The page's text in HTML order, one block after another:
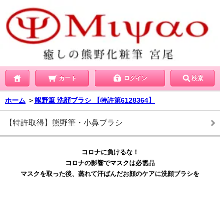
カート ログイン 検索
ホーム ＞熊野筆 洗顔ブラシ 【特許第6128364】
【特許取得】熊野筆・小鼻ブラシ
コロナに負けるな！
コロナの影響でマスクは必需品
マスクを取った後、蒸れて汗ばんだお顔のケアに洗顔ブラシを